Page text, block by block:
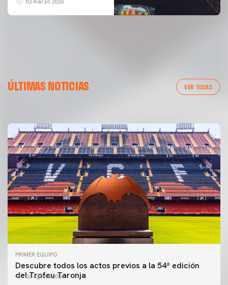
03 marzo 2026
ÚLTIMAS NOTICIAS VER TODAS
ENTRENAMIENTO DEL VALENCIA CF 6/8/2026
PRIMER EQUIPO
Descubre todos los actos previos a la 54ª edición
del Trofeu Taronja
06 agosto 2026